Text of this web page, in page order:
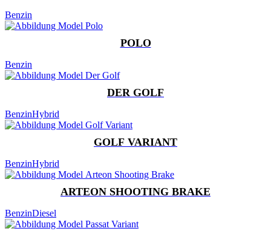
Benzin
POLO
Benzin
DER GOLF
BenzinHybrid
GOLF VARIANT
BenzinHybrid
ARTEON SHOOTING BRAKE
BenzinDiesel